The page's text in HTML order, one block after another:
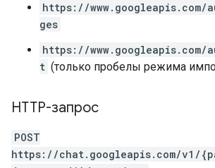
https://www.googleapis.com/
ges
https://www.googleapis.com/
t (только пробелы режима
HTTP-запрос
POST
https://chat.googleapis.com/v1/